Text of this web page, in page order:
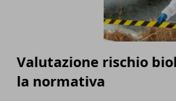
Valutazione rischio
la normativa